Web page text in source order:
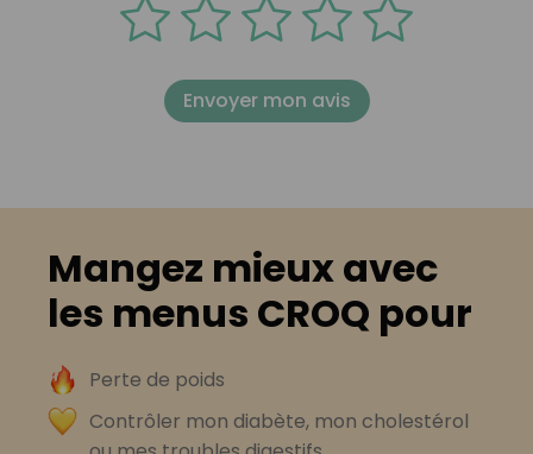
Envoyer mon avis
Mangez mieux avec
les menus CROQ pour
Perte de poids
Contrôler mon diabète, mon cholestérol